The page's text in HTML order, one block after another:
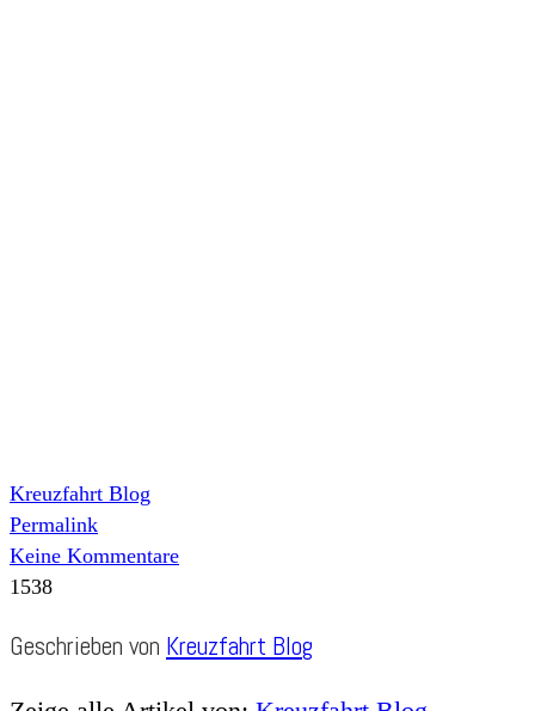
Kreuzfahrt Blog
Permalink
Keine Kommentare
1538
Geschrieben von Kreuzfahrt Blog